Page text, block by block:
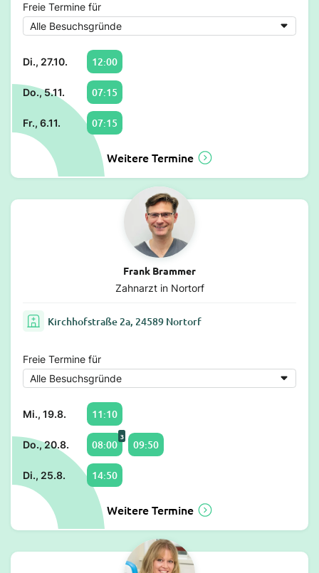
Freie Termine für
Di., 27.10. 12:00
Do., 5.11. 07:15
Fr., 6.11. 07:15
Weitere Termine
Frank Brammer
Zahnarzt in Nortorf
Kirchhofstraße 2a, 24589 Nortorf
Freie Termine für
Mi., 19.8. 11:10
Do., 20.8. 08:00
3
09:50
Di., 25.8. 14:50
Weitere Termine